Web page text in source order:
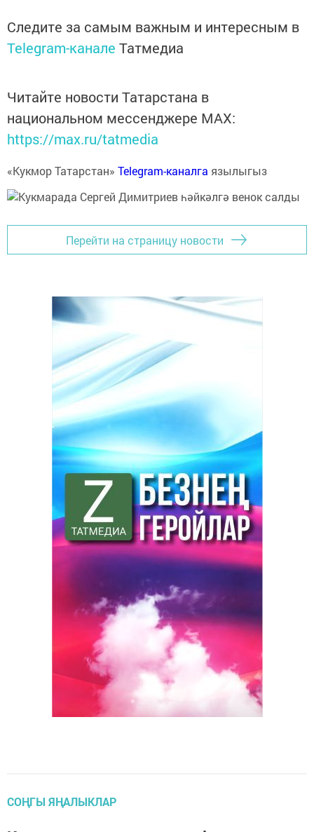
Следите за самым важным и интересным в
Telegram-канале Татмедиа
Читайте новости Татарстана в
национальном мессенджере MАХ:
https://max.ru/tatmedia
«Кукмор Татарстан» Telegram-каналга язылыгыз
Перейти на страницу новости
СОҢГЫ ЯҢАЛЫКЛАР